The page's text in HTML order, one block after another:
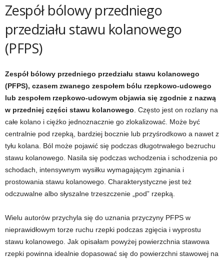
Zespół bólowy przedniego
przedziału stawu kolanowego
(PFPS)
Zespół bólowy przedniego przedziału stawu kolanowego
(PFPS), czasem zwanego zespołem bólu rzepkowo-udowego
lub zespołem rzepkowo-udowym objawia się zgodnie z nazwą
w przedniej części stawu kolanowego . Często jest on rozlany na
całe kolano i ciężko jednoznacznie go zlokalizować. Może być
centralnie pod rzepką, bardziej bocznie lub przyśrodkowo a nawet z
tyłu kolana. Ból może pojawić się podczas długotrwałego bezruchu
stawu kolanowego. Nasila się podczas wchodzenia i schodzenia po
schodach, intensywnym wysiłku wymagającym zginania i
prostowania stawu kolanowego. Charakterystyczne jest też
odczuwalne albo słyszalne trzeszczenie „pod” rzepką.
Wielu autorów przychyla się do uznania przyczyny PFPS w
nieprawidłowym torze ruchu rzepki podczas zgięcia i wyprostu
stawu kolanowego. Jak opisałam powyżej powierzchnia stawowa
rzepki powinna idealnie dopasować się do powierzchni stawowej na